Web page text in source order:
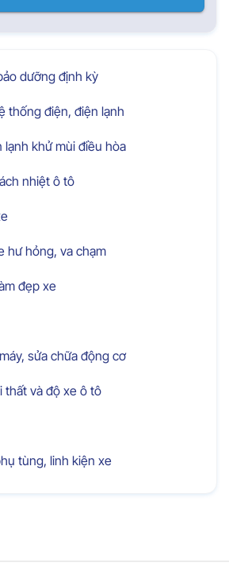
dưỡng định kỳ
thống điện, điện lạnh
lạnh khử mùi điều hòa
nhiệt ô tô
hư hỏng, va chạm
đẹp xe
sửa chữa động cơ
thất và độ xe ô tô
tùng, linh kiện xe